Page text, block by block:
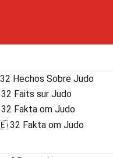
Hechos Sobre Judo
Faits sur Judo
Fakta om Judo
32 Fakta om Judo